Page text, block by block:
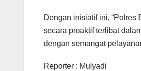
Dengan inisiatif ini,
secara proaktif terlibat
dengan semangat
Reporter : Mulyadi